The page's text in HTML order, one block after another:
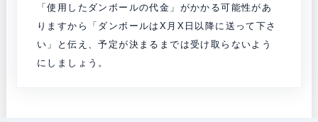
「使用したダンボールの代金」がかかる可能性があ
りますから「ダンボールはX月X日以降に送って下さ
い」と伝え、予定が決まるまでは受け取らないよう
にしましょう。